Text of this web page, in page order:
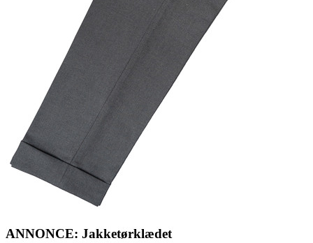
ANNONCE: Jakketørklædet